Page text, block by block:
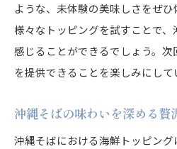
ような、未体験の美味しさをぜひ
様々なトッピングを試すことで
感じることができるでしょう。
を提供できることを楽しみにして
沖縄そばの味わいを深める贅
沖縄そばにおける海鮮トッピン